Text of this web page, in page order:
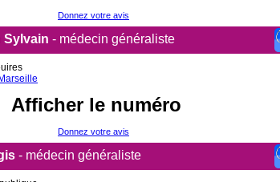
Donnez votre avis
Sylvain - médecin généraliste
Afficher le numéro
Donnez votre avis
- médecin généraliste